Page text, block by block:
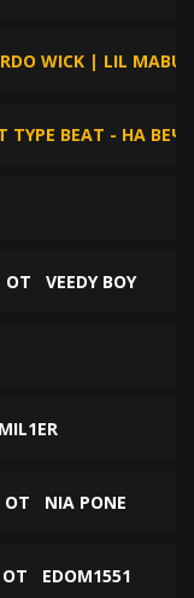
WICK | LIL MABU
TYPE BEAT - НА
ОТ VEEDY BOY
MIL1ER
ОТ NIA PONE
ОТ EDOM1551